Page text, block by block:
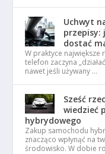
Uchwyt
przepisy:
dostać
W praktyce największe
telefon zaczyna
nawet jeśli używany …
Sześć
wiedzieć
hybrydowego
Zakup samochodu
znacząco wpłynąć na
środowisko. W dobie